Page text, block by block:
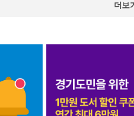
더보기